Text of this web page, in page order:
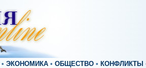
• ЭКОНОМИКА • ОБЩЕСТВО • КОНФЛИКТЫ